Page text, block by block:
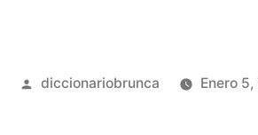
diccionariobrunca Enero